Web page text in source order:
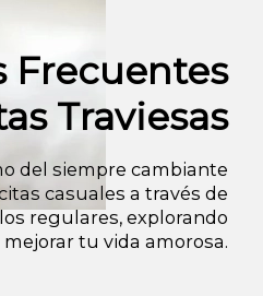
Frecuentes
Traviesas
del siempre cambiante
casuales a través de
regulares, explorando
tu vida amorosa.